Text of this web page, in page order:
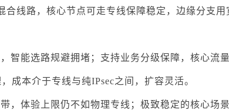
合线路，核心节点可走专线保障稳定，边缘分支用
智能选路规避拥堵；支持业务分级保障，核心流
成本介于专线与纯IPsec之间，扩容灵活。
，体验上限仍不如物理专线；极致稳定的核心场